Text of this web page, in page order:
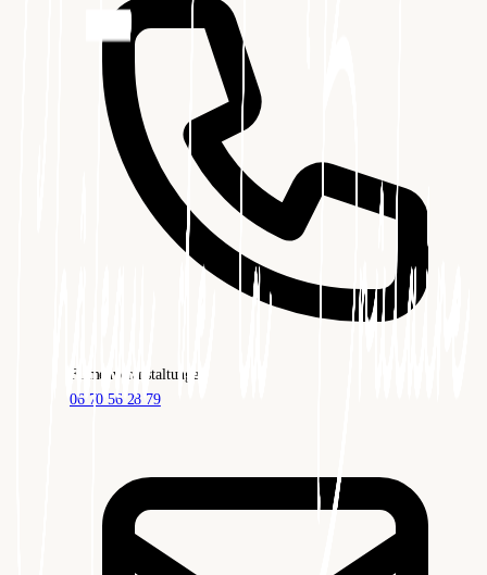
Firmenveranstaltungen
06 70 56 28 79